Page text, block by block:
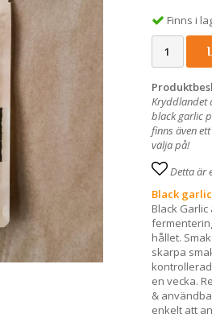
Finns i
Kryddlandet
black garlic
finns även
välja på!
Detta är
Black
Black
hållet.
skarpa
en vecka.
&
enkelt att